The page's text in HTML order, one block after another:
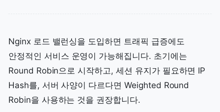
Nginx 로드 밸런싱을 도입하면 트래픽 급증에도
안정적인 서비스 운영이 가능해집니다. 초기에는
Round Robin으로 시작하고, 세션 유지가 필요하면 IP
Hash를, 서버 사양이 다르다면 Weighted Round
Robin을 사용하는 것을 권장합니다.